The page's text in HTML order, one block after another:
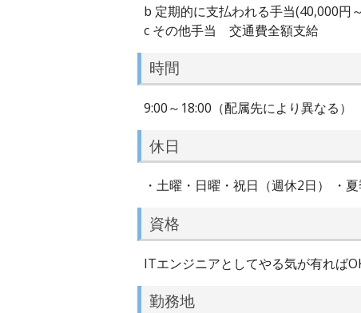
b 定期的に支払われる手当(40,000円
c その他手当 交通費全額支給
時間
9:00～18:00（配属先により異なる）
休日
・土曜・日曜・祝日（週休2日） ・
資格
ITエンジニアとしてやる気が有れば
勤務地